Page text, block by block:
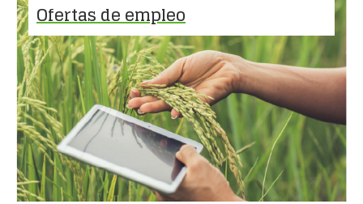
Ofertas de empleo